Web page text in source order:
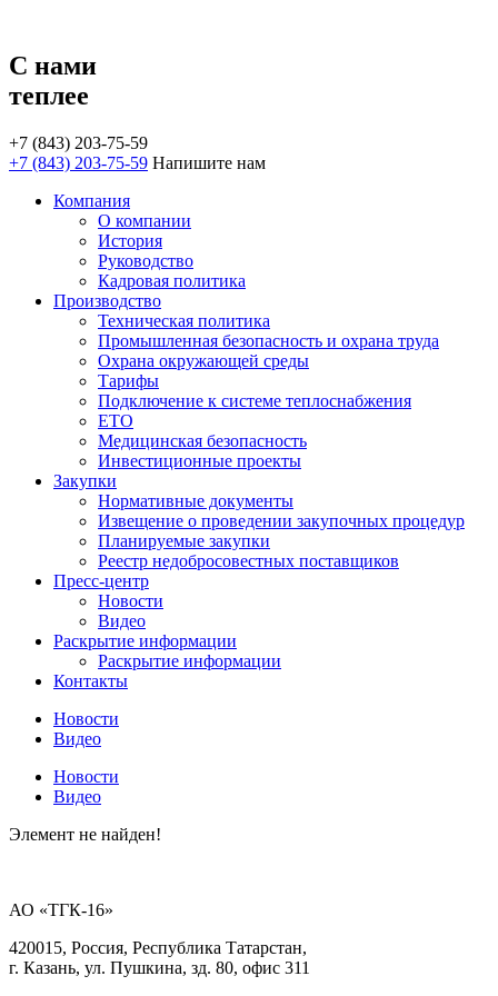
С нами
теплее
+7 (843) 203-75-59
+7 (843) 203-75-59 Напишите нам
Компания
О компании
История
Руководство
Кадровая политика
Производство
Техническая политика
Промышленная безопасность и охрана труда
Охрана окружающей среды
Тарифы
Подключение к системе теплоснабжения
ЕТО
Медицинская безопасность
Инвестиционные проекты
Закупки
Нормативные документы
Извещение о проведении закупочных процедур
Планируемые закупки
Реестр недобросовестных поставщиков
Пресс-центр
Новости
Видео
Раскрытие информации
Раскрытие информации
Контакты
Новости
Видео
Новости
Видео
Элемент не найден!
АО «ТГК-16»
420015, Россия, Республика Татарстан,
г. Казань, ул. Пушкина, зд. 80, офис 311